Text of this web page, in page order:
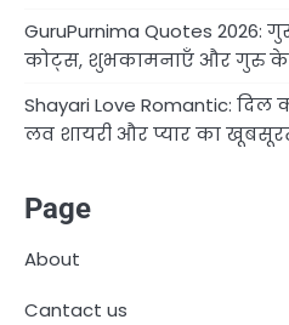
GuruPurnima Quotes 2026:
कोट्स, शुभकामनाएँ और गुरु
Shayari Love Romantic:
लव शायरी और प्यार का
Page
About
Cantact us